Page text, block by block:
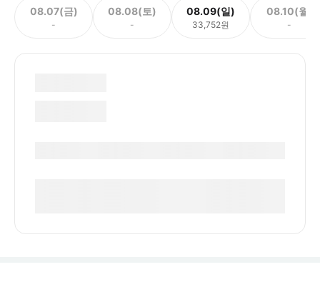
08.07(금)
-
08.08(토)
-
08.09(일)
33,752원
08.10(월)
-